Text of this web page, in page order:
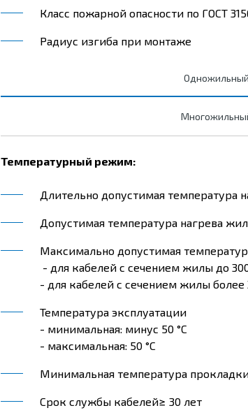
Класс пожарной опасности по ГОСТ
Радиус изгиба при монтаже
Температурный режим:
Длительно допустимая температура
Допустимая температура нагрева
Максимально допустимая
- для кабелей с сечением жилы до
- для кабелей с сечением жилы
Температура эксплуатации
- минимальная: минус 50 °С
- максимальная: 50 °С
Минимальная температура
Срок службы кабелей≥ 30 лет